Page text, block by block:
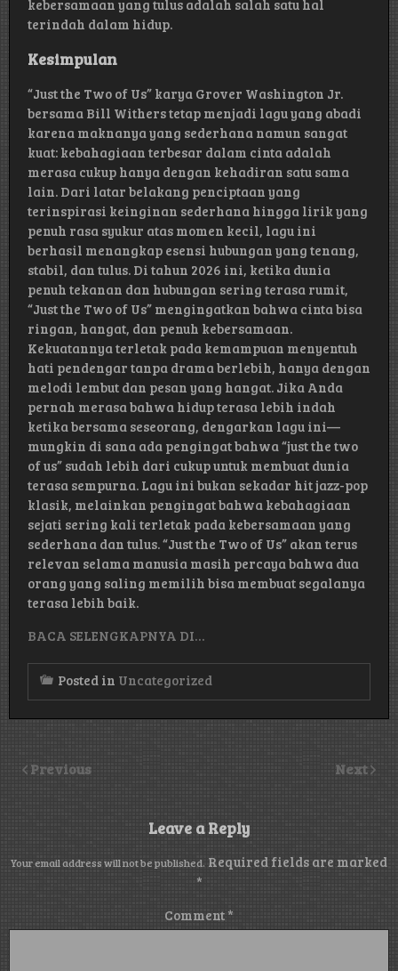
kebersamaan yang tulus adalah salah satu hal
terindah dalam hidup.
Kesimpulan
“Just the Two of Us” karya Grover Washington Jr.
bersama Bill Withers tetap menjadi lagu yang abadi
karena maknanya yang sederhana namun sangat
kuat: kebahagiaan terbesar dalam cinta adalah
merasa cukup hanya dengan kehadiran satu sama
lain. Dari latar belakang penciptaan yang
terinspirasi keinginan sederhana hingga lirik yang
penuh rasa syukur atas momen kecil, lagu ini
berhasil menangkap esensi hubungan yang tenang,
stabil, dan tulus. Di tahun 2026 ini, ketika dunia
penuh tekanan dan hubungan sering terasa rumit,
“Just the Two of Us” mengingatkan bahwa cinta bisa
ringan, hangat, dan penuh kebersamaan.
Kekuatannya terletak pada kemampuan menyentuh
hati pendengar tanpa drama berlebih, hanya dengan
melodi lembut dan pesan yang hangat. Jika Anda
pernah merasa bahwa hidup terasa lebih indah
ketika bersama seseorang, dengarkan lagu ini—
mungkin di sana ada pengingat bahwa “just the two
of us” sudah lebih dari cukup untuk membuat dunia
terasa sempurna. Lagu ini bukan sekadar hit jazz-pop
klasik, melainkan pengingat bahwa kebahagiaan
sejati sering kali terletak pada kebersamaan yang
sederhana dan tulus. “Just the Two of Us” akan terus
relevan selama manusia masih percaya bahwa dua
orang yang saling memilih bisa membuat segalanya
terasa lebih baik.
BACA SELENGKAPNYA DI…
Posted in Uncategorized
Previous Next
Leave a Reply
Your email address will not be published. Required fields are marked
*
Comment *